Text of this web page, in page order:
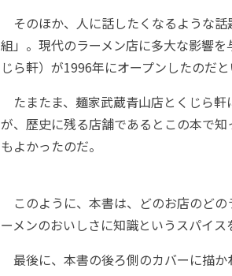
そのほか、人に話したくなるような
組」。現代のラーメン店に多大な影響
じら軒）が1996年にオープンしたのだと
たまたま、麺家武蔵青山店とくじら
が、歴史に残る店舗であるとこの本で
もよかったのだ。
このように、本書は、どのお店のど
ーメンのおいしさに知識というスパイス
最後に、本書の後ろ側のカバーに描か